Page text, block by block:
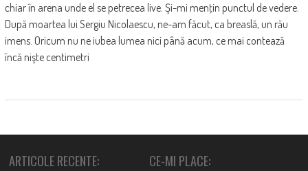
chiar în arena unde el se petrecea live. Şi-mi menţin punctul de vedere.
După moartea lui Sergiu Nicolaescu, ne-am făcut, ca breaslă, un rău
imens. Oricum nu ne iubea lumea nici până acum, ce mai contează
încă nişte centimetri
ARTICOLE RECENTE: CE-MI PLACE: